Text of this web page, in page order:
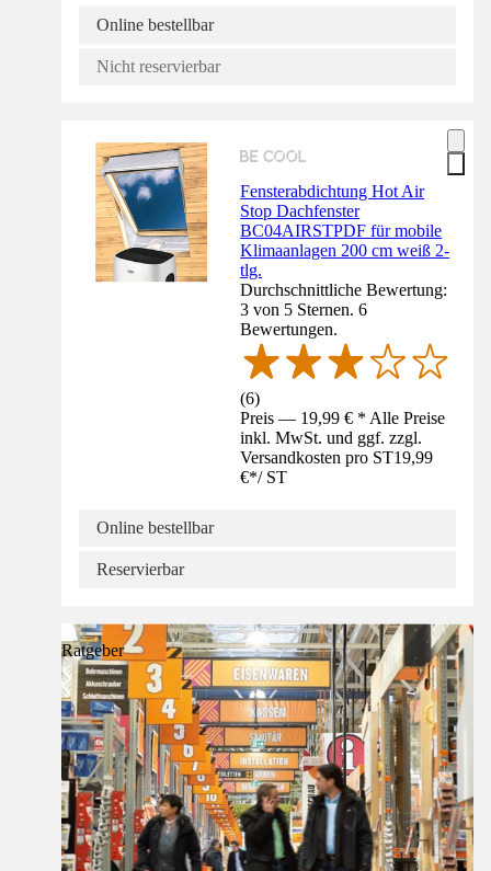
Online bestellbar
Nicht reservierbar
Fensterabdichtung Hot Air
Stop Dachfenster
BC04AIRSTPDF für mobile
Klimaanlagen 200 cm weiß 2-
tlg.
Durchschnittliche Bewertung:
3 von 5 Sternen. 6
Bewertungen.
(6)
Preis — 19,99 € * Alle Preise
inkl. MwSt. und ggf. zzgl.
Versandkosten pro ST19,99
€*/ ST
Online bestellbar
Reservierbar
Ratgeber